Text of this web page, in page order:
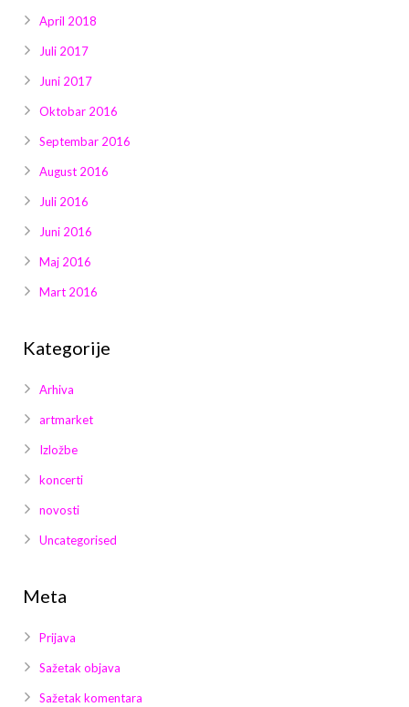
April 2018
Juli 2017
Juni 2017
Oktobar 2016
Septembar 2016
August 2016
Juli 2016
Juni 2016
Maj 2016
Mart 2016
Kategorije
Arhiva
artmarket
Izložbe
koncerti
novosti
Uncategorised
Meta
Prijava
Sažetak objava
Sažetak komentara